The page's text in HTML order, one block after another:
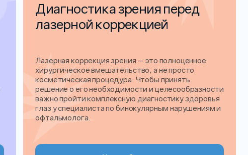
Диагностика зрения перед
лазерной коррекцией
Лазерная коррекция зрения — это полноценное
хирургическое вмешательство, а не просто
косметическая процедура. Чтобы принять
решение о его необходимости и целесообразности
важно пройти комплексную диагностику здоровья
глаз у специалиста по бинокулярным нарушениям и
офтальмолога.